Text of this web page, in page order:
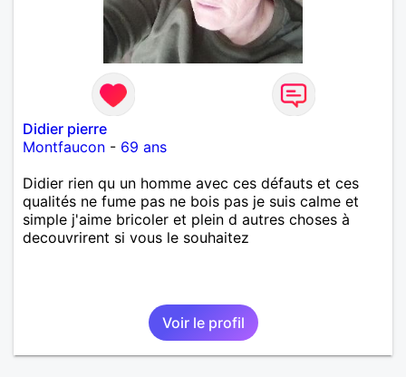
Didier pierre
Montfaucon - 69 ans
Didier rien qu un homme avec ces défauts et ces
qualités ne fume pas ne bois pas je suis calme et
simple j'aime bricoler et plein d autres choses à
decouvrirent si vous le souhaitez
Voir le profil